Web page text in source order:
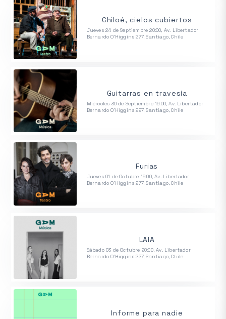
Chiloé, cielos cubiertos
Jueves 24 de Septiembre 20:00, Av. Libertador
Bernardo O'Higgins 277, Santiago, Chile
Guitarras en travesía
Miércoles 30 de Septiembre 19:00, Av. Libertador
Bernardo O'Higgins 227, Santiago, Chile
Furias
Jueves 01 de Octubre 19:00, Av. Libertador
Bernardo O'Higgins 277, Santiago, Chile
LAIA
Sábado 03 de Octubre 20:00, Av. Libertador
Bernardo O'Higgins 227, Santiago, Chile
Informe para nadie